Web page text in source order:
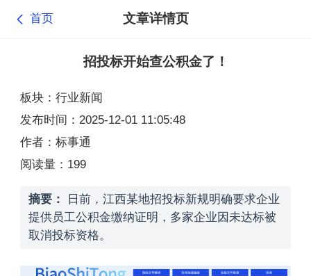
首页 文章详情页
招投标开始查公积金了！
板块：行业新闻
发布时间：2025-12-01 11:05:48
作者：标事通
阅读量：199
摘要：
日前，江西某地招投标新规明确要求企业
提供员工公积金缴纳证明，多家企业因未达标被
取消投标资格。